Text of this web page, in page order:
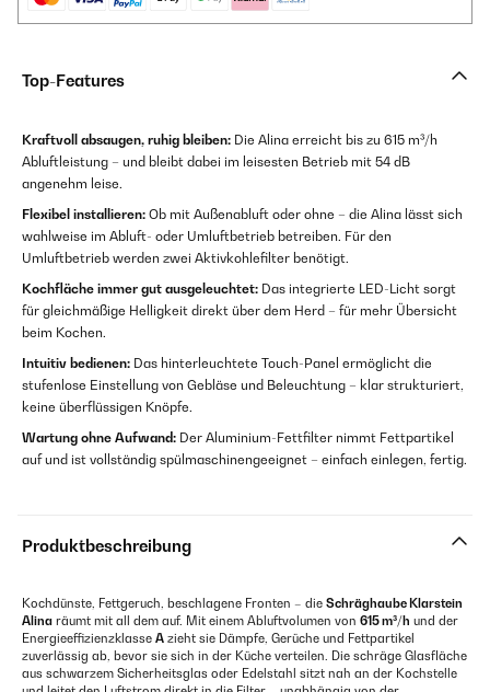
Top-Features
Kraftvoll absaugen, ruhig bleiben: Die Alina erreicht bis zu 615 m³/h
Abluftleistung – und bleibt dabei im leisesten Betrieb mit 54 dB
angenehm leise.
Flexibel installieren: Ob mit Außenabluft oder ohne – die Alina lässt sich
wahlweise im Abluft- oder Umluftbetrieb betreiben. Für den
Umluftbetrieb werden zwei Aktivkohlefilter benötigt.
Kochfläche immer gut ausgeleuchtet: Das integrierte LED-Licht sorgt
für gleichmäßige Helligkeit direkt über dem Herd – für mehr Übersicht
beim Kochen.
Intuitiv bedienen: Das hinterleuchtete Touch-Panel ermöglicht die
stufenlose Einstellung von Gebläse und Beleuchtung – klar strukturiert,
keine überflüssigen Knöpfe.
Wartung ohne Aufwand: Der Aluminium-Fettfilter nimmt Fettpartikel
auf und ist vollständig spülmaschinengeeignet – einfach einlegen, fertig.
Produktbeschreibung
Kochdünste, Fettgeruch, beschlagene Fronten – die Schräghaube Klarstein
Alina räumt mit all dem auf. Mit einem Abluftvolumen von 615 m³/h und der
Energieeffizienzklasse A zieht sie Dämpfe, Gerüche und Fettpartikel
zuverlässig ab, bevor sie sich in der Küche verteilen. Die schräge Glasfläche
aus schwarzem Sicherheitsglas oder Edelstahl sitzt nah an der Kochstelle